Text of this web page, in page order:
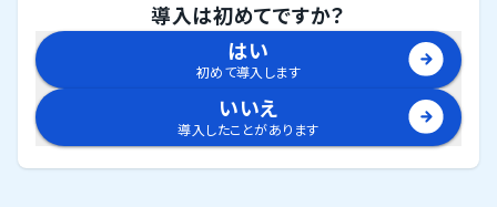
導入は初めてですか？
はい
初めて導入します
いいえ
導入したことがあります